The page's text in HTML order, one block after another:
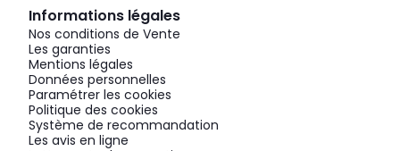
Informations légales
Nos conditions de Vente
Les garanties
Mentions légales
Données personnelles
Paramétrer les cookies
Politique des cookies
Système de recommandation
Les avis en ligne